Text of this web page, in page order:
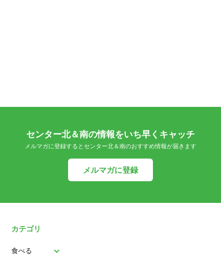
センター北＆南の情報をいち早くキャッチ
メルマガに登録するとセンター北＆南のおすすめ情報が届きます
メルマガに登録
カテゴリ
食べる